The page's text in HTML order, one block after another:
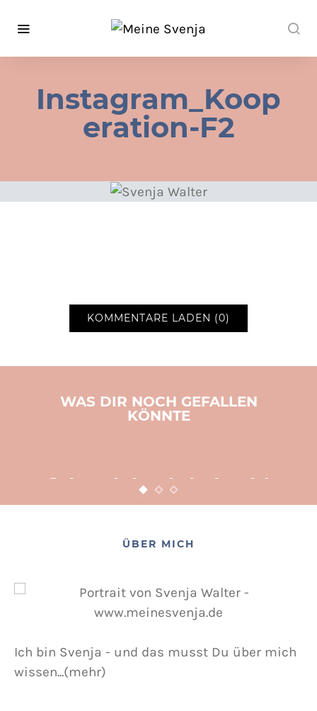
Instagram_Koop
eration-F2
KOMMENTARE LADEN (0)
WAS DIR NOCH GEFALLEN
KÖNNTE
Adventsbasteln leicht
gemacht
POSTED ON
ÜBER MICH
Ich bin Svenja - und das musst Du über mich
wissen...(mehr)